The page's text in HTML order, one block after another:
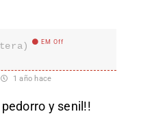
EM Off
1 año hace
y senil!!